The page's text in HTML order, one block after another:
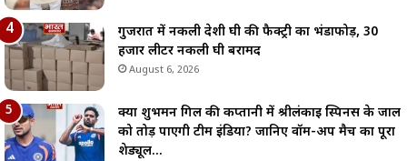
गुजरात में नकली देशी घी की फैक्ट्री का भंडाफोड़, 30
हजार लीटर नकली घी बरामद
August 6, 2026
क्या शुभमन गिल की कप्तानी में श्रीलंकाई स्पिनर्स के जाल
को तोड़ पाएगी टीम इंडिया? जानिए वॉर्म-अप मैच का पूरा
शेड्यूल…